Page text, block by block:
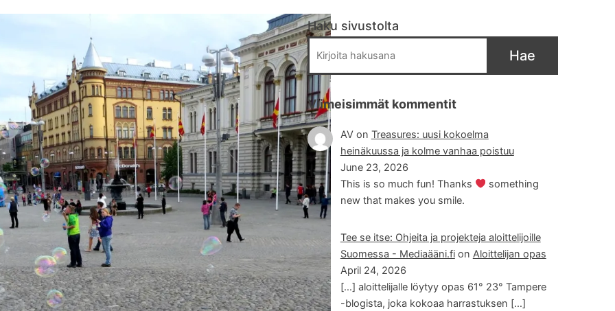
Haku sivustolta
Hae
Viimeisimmät kommentit
AVon Treasures: uusi kokoelma
heinäkuussa ja kolme vanhaa poistuu
June 23, 2026
This is so much fun! Thanks
something
new that makes you smile.
Tee se itse: Ohjeita ja projekteja aloittelijoille
Suomessa - Mediaääni.fion Aloittelijan opas
April 24, 2026
[…] aloittelijalle löytyy opas 61° 23° Tampere
-blogista, joka kokoaa harrastuksen […]